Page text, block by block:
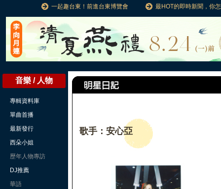
一起趣台東！前進台東博覽會 最HOT的即時新聞，你
音樂 / 人物
專輯資料庫
單曲首播
最新發行
西朵小姐
歷年人物專訪
DJ推薦
華語
歌手：安心亞